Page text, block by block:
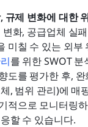
규제 변화에 대한
화, 공급업체 실
미칠 수 있는 외부
를 위한 SWOT
도를 평가한 후, 완
, 범위 관리)에 매
적으로 모니터링
할 수 있습니다.